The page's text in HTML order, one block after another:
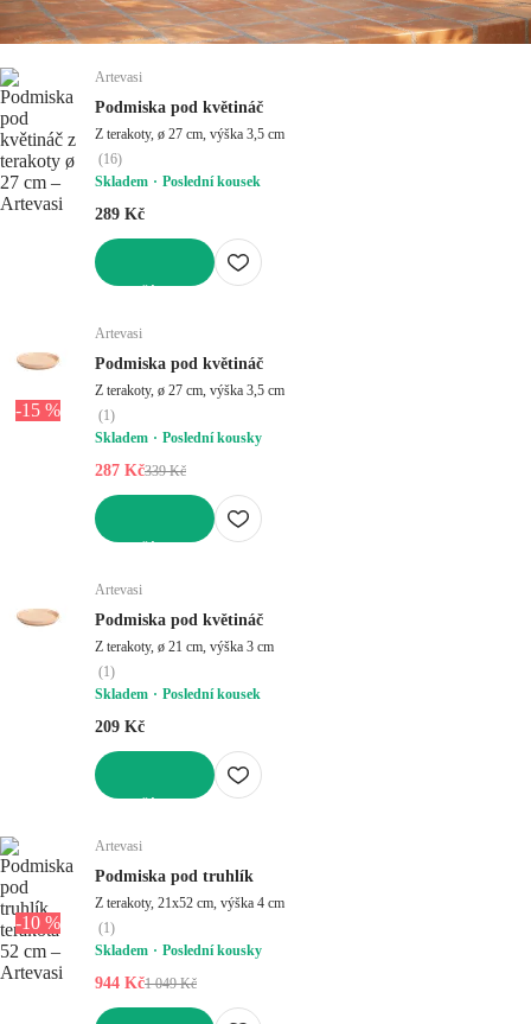
Artevasi
Podmiska pod květináč
Z terakoty, ø 27 cm, výška 3,5 cm
(16)
Skladem
Poslední kousek
289 Kč
-15 %
Artevasi
Podmiska pod květináč
Z terakoty, ø 27 cm, výška 3,5 cm
(1)
Skladem
Poslední kousky
287 Kč339 Kč
Artevasi
Podmiska pod květináč
Z terakoty, ø 21 cm, výška 3 cm
(1)
Skladem
Poslední kousek
209 Kč
-10 %
Artevasi
Podmiska pod truhlík
Z terakoty, 21x52 cm, výška 4 cm
(1)
Skladem
Poslední kousky
944 Kč1 049 Kč